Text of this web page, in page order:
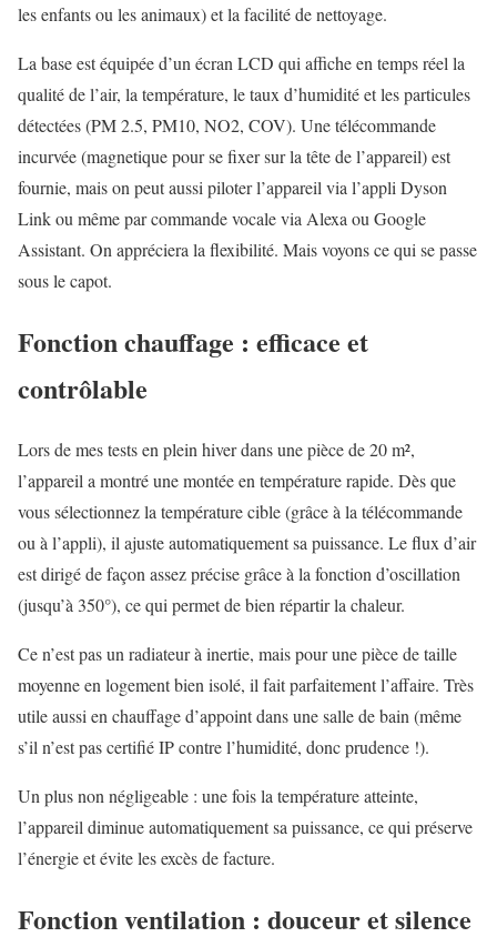
les enfants ou les animaux) et la facilité de nettoyage.
La base est équipée d’un écran LCD qui affiche en temps réel la
qualité de l’air, la température, le taux d’humidité et les particules
détectées (PM 2.5, PM10, NO2, COV). Une télécommande
incurvée (magnetique pour se fixer sur la tête de l’appareil) est
fournie, mais on peut aussi piloter l’appareil via l’appli Dyson
Link ou même par commande vocale via Alexa ou Google
Assistant. On appréciera la flexibilité. Mais voyons ce qui se passe
sous le capot.
Fonction chauffage : efficace et
contrôlable
Lors de mes tests en plein hiver dans une pièce de 20 m²,
l’appareil a montré une montée en température rapide. Dès que
vous sélectionnez la température cible (grâce à la télécommande
ou à l’appli), il ajuste automatiquement sa puissance. Le flux d’air
est dirigé de façon assez précise grâce à la fonction d’oscillation
(jusqu’à 350°), ce qui permet de bien répartir la chaleur.
Ce n’est pas un radiateur à inertie, mais pour une pièce de taille
moyenne en logement bien isolé, il fait parfaitement l’affaire. Très
utile aussi en chauffage d’appoint dans une salle de bain (même
s’il n’est pas certifié IP contre l’humidité, donc prudence !).
Un plus non négligeable : une fois la température atteinte,
l’appareil diminue automatiquement sa puissance, ce qui préserve
l’énergie et évite les excès de facture.
Fonction ventilation : douceur et silence